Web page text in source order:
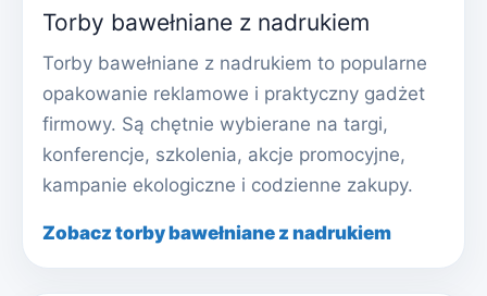
Torby bawełniane z nadrukiem
Torby bawełniane z nadrukiem to popularne
opakowanie reklamowe i praktyczny gadżet
firmowy. Są chętnie wybierane na targi,
konferencje, szkolenia, akcje promocyjne,
kampanie ekologiczne i codzienne zakupy.
Zobacz torby bawełniane z nadrukiem